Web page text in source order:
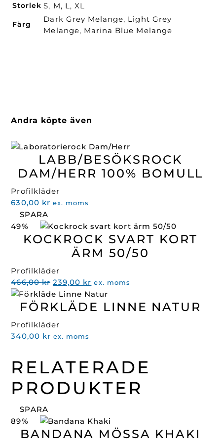
Storlek S, M, L, XL
Färg
Dark Grey Melange, Light Grey
Melange, Marina Blue Melange
Andra köpte även
LABB/BESÖKSROCK
DAM/HERR 100% BOMULL
Profilkläder
630,00 kr ex. moms
SPARA
49%
KOCKROCK SVART KORT
ÄRM 50/50
Profilkläder
466,00kr Det
ursprungliga
priset
466,00 kr.
239,00 kr Det
nuvarande
priset
ex. moms
FÖRKLÄDE LINNE NATUR
Profilkläder
340,00 kr ex. moms
RELATERADE
PRODUKTER
SPARA
89%
BANDANA MÖSSA KHAKI